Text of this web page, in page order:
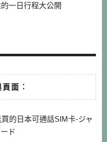
一日行程大公開
面︰
的日本可通話SIM卡-ジャ
ド